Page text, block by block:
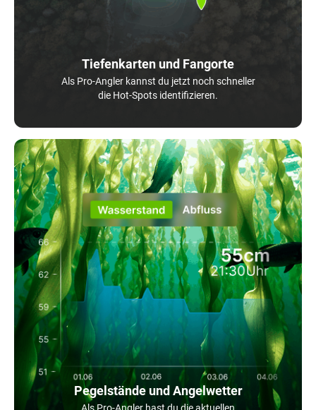
Tiefenkarten und Fangorte
Als Pro-Angler kannst du jetzt noch schneller
die Hot-Spots identifizieren.
Pegelstände und Angelwetter
Als Pro-Angler hast du die aktuellen